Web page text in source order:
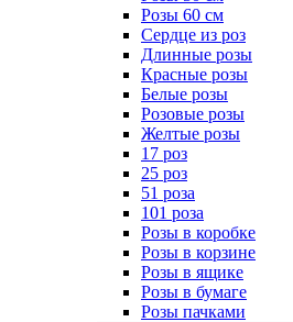
Розы 60 см
Сердце из роз
Длинные розы
Красные розы
Белые розы
Розовые розы
Желтые розы
17 роз
25 роз
51 роза
101 роза
Розы в коробке
Розы в корзине
Розы в ящике
Розы в бумаге
Розы пачками